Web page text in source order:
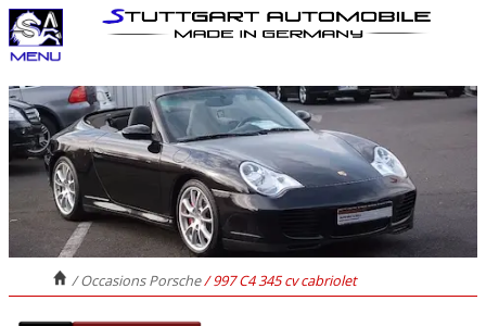
/ Occasions Porsche/ 997 C4 345 cv cabriolet